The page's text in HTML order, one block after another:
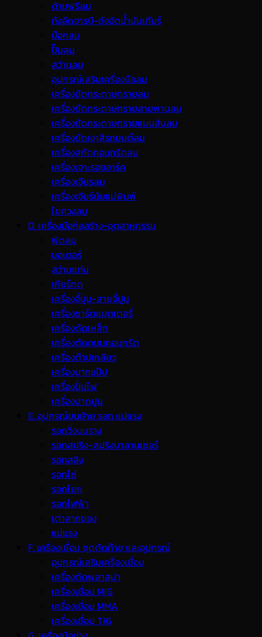
ด้ามฟรีลม
ถังอัดจารบี-ถังอัดน้ำมันเกียร์
บ๊อกลม
ปั๊มลม
สว่านลม
อุปกรณ์เสริมเครื่องมือลม
เครื่องขัดกระดาษทรายลม
เครื่องขัดกระดาษทรายสายพานลม
เครื่องขัดกระดาษทรายแบบสั่นลม
เครื่องขัดเงาสีรถยนต์ลม
เครื่องสกัดคอนกรีตลม
เครื่องเจาะรอยอาร์ค
เครื่องเจียรลม
เครื่องเจียร์นัยแม่พิมพ์
ไขควงลม
D. เครื่องมือก่อสร้าง-อุตสาหกรรม
พ้ดลม
มอเตอร์
สว่านแท่น
เกียร์ทด
เครื่องจี้ปูน-สายจี้ปูน
เครื่องชาร์ตแบตเตอรี่
เครื่องดัดเหล็ก
เครื่องตัดถนนคอนกรีต
เครื่องต๊าปเกลียว
เครื่องบากแป๊ป
เครื่องปั่นไฟ
เครื่องปาดปูน
E. อุปกรณ์ขนย้าย รอก แม่แรง
รอกวิ่งบนราง
รอกสปริง-สปริงบาลานเซอร์
รอกสลิง
รอกโซ่
รอกโยก
รอกไฟฟ้า
เต่าลากของ
แม่แรง
F. เครื่องเชื่อม ชุดตัดก๊าซ และอุปกรณ์
อุปกรณ์เสริมเครื่องเชื่อม
เครื่องตัดพลาสม่า
เครื่องเชื่อม MIG
เครื่องเชื่อม MMA
เครื่องเชื่อม TIG